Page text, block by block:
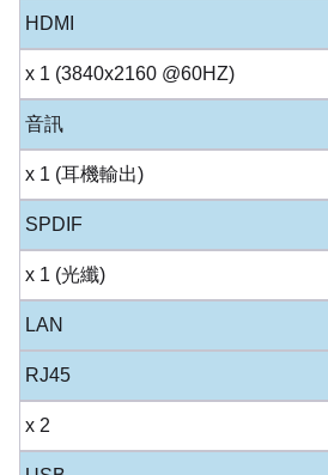
HDMI
x 1 (3840x2160 @60HZ)
音訊
x 1 (耳機輸出)
SPDIF
x 1 (光纖)
LAN
RJ45
x 2